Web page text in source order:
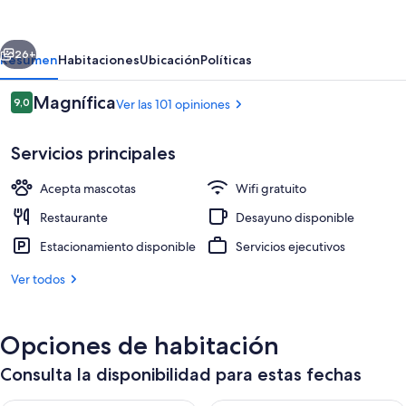
Lobby
Siguiente
26+
ResumenHabitacionesUbicaciónPolíticas
Opiniones
9,09,0 de 10
MagníficaVer las 101 opiniones
Servicios principales
Acepta mascotas
Wifi gratuito
Restaurante
Desayuno disponible
Estacionamiento disponible
Servicios ejecutivos
Ver todos
Opciones de habitación
Consulta la disponibilidad para estas fechas